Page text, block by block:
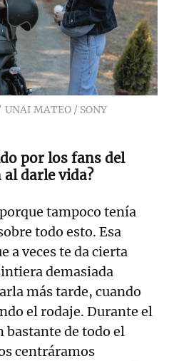
UNAI MATEO / SONY
por los fans del
darle vida?
tampoco tenía
todo esto. Esa
a veces te da cierta
demasiada
más tarde, cuando
el rodaje. Durante el
de todo el
centráramos